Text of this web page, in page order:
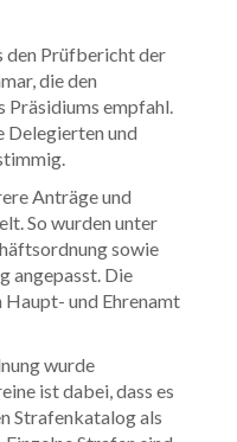
den Prüfbericht der
die den
Präsidiums empfahl.
Delegierten und
Anträge und
So wurden unter
sowie
angepasst. Die
und Ehrenamt
wurde
ist dabei, dass es
Strafenkatalog als